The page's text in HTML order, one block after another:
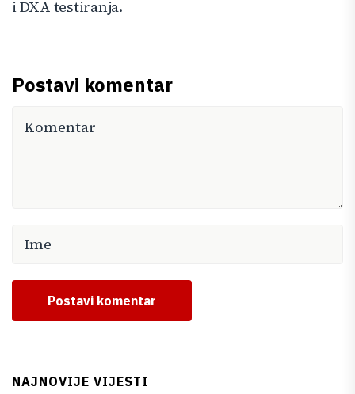
i DXA testiranja.
Postavi komentar
Postavi komentar
NAJNOVIJE VIJESTI